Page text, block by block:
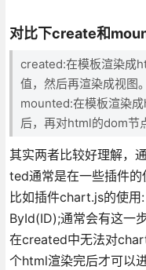
对比下create和
created:在模板渲染成
值，然后再渲染成视图。
mounted:在模板渲染
后，再对html的dom节
其实两者比较好理解，
ted通常是在一些插件的
比如插件chart.js的使
ById(ID);通常会有这一
在created中无法对
个html渲染完后才可以